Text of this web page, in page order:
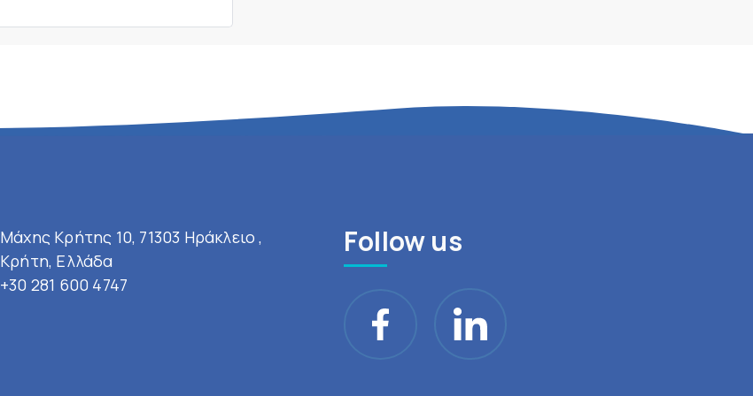
Μάχης Κρήτης 10, 71303 Ηράκλειο ,
Κρήτη, Ελλάδα
+30 281 600 4747
Follow us